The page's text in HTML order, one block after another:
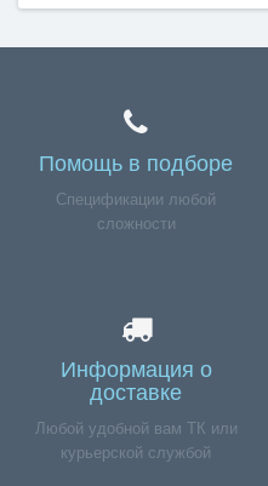
Помощь в подборе
Спецификации любой
сложности
Информация о
доставке
Любой удобной вам ТК или
курьерской службой